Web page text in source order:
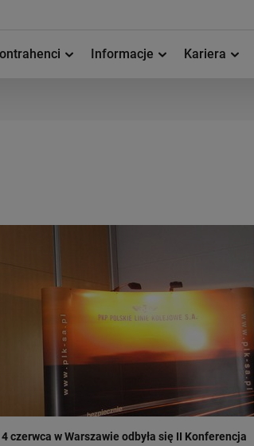
Informacje Kariera
czerwca w Warszawie odbyła się II Konferencja